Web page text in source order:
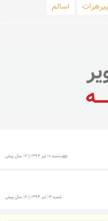
پیرهرات اسالم
چهارشنبه 10 تير 1394 | 12 سال پیش
شنبه 13 تير 1394 | 12 سال پیش